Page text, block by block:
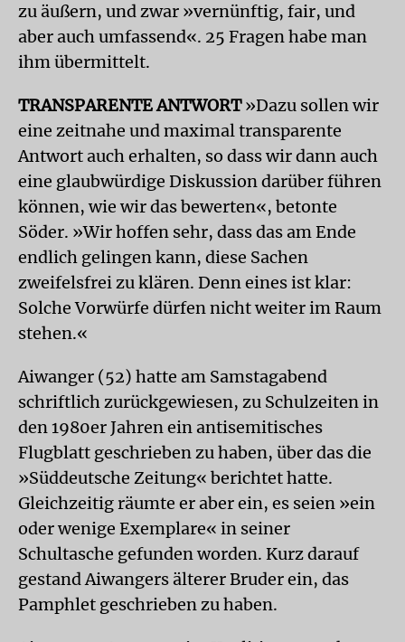
zu äußern, und zwar »vernünftig, fair, und
aber auch umfassend«. 25 Fragen habe man
ihm übermittelt.
TRANSPARENTE ANTWORT»Dazu sollen wir
eine zeitnahe und maximal transparente
Antwort auch erhalten, so dass wir dann auch
eine glaubwürdige Diskussion darüber führen
können, wie wir das bewerten«, betonte
Söder. »Wir hoffen sehr, dass das am Ende
endlich gelingen kann, diese Sachen
zweifelsfrei zu klären. Denn eines ist klar:
Solche Vorwürfe dürfen nicht weiter im Raum
stehen.«
Aiwanger (52) hatte am Samstagabend
schriftlich zurückgewiesen, zu Schulzeiten in
den 1980er Jahren ein antisemitisches
Flugblatt geschrieben zu haben, über das die
»Süddeutsche Zeitung« berichtet hatte.
Gleichzeitig räumte er aber ein, es seien »ein
oder wenige Exemplare« in seiner
Schultasche gefunden worden. Kurz darauf
gestand Aiwangers älterer Bruder ein, das
Pamphlet geschrieben zu haben.